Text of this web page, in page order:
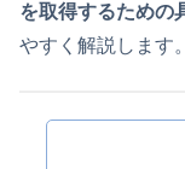
を取得するための
やすく解説します。